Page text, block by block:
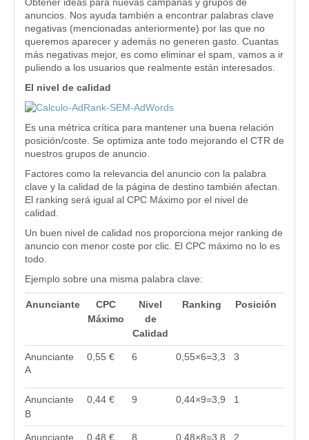
anuncios. Nos ayuda también a encontrar palabras clave
negativas (mencionadas anteriormente) por las que no
queremos aparecer y además no generen gasto. Cuantas
más negativas mejor, es como eliminar el spam, vamos a ir
puliendo a los usuarios que realmente están interesados.
El nivel de calidad
Es una métrica crítica para mantener una buena relación
posición/coste. Se optimiza ante todo mejorando el CTR de
nuestros grupos de anuncio.
Factores como la relevancia del anuncio con la palabra
clave y la calidad de la página de destino también afectan.
El ranking será igual al CPC Máximo por el nivel de
calidad.
Un buen nivel de calidad nos proporciona mejor ranking de
anuncio con menor coste por clic. El CPC máximo no lo es
todo.
Ejemplo sobre una misma palabra clave:
Anunciante
CPC
Máximo
Nivel
de
Calidad
Ranking Posición
Anunciante
A
0,55 € 6 0,55×6=3,3 3
Anunciante
B
0,44 € 9 0,44×9=3,9 1
Anunciante
0,48 € 8 0,48×8=3,8 2